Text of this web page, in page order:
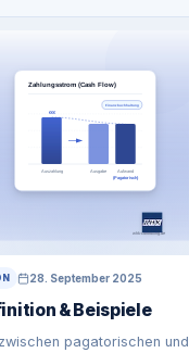
28. September 2025
& Beispiele
pagatorischen und